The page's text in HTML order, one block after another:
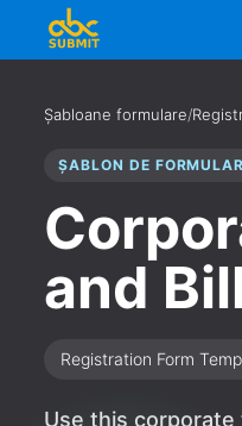
Șabloane formulare/
ȘABLON DE
and
Registration Form
Use this